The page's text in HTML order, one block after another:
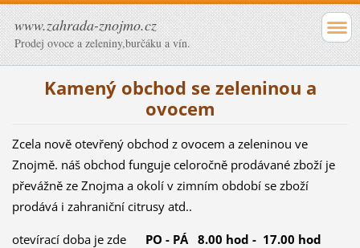
www.zahrada-znojmo.cz
Prodej ovoce a zeleniny,burčáku a vín.
Kamený obchod se zeleninou a
ovocem
Zcela nově otevřený obchod z ovocem a zeleninou ve
Znojmě. náš obchod funguje celoročně prodávané zboží je
převážně ze Znojma a okolí v zimním období se zboží
prodává i zahraniční citrusy atd..
otevírací doba je zde PO - PÁ 8.00 hod - 17.00 hod